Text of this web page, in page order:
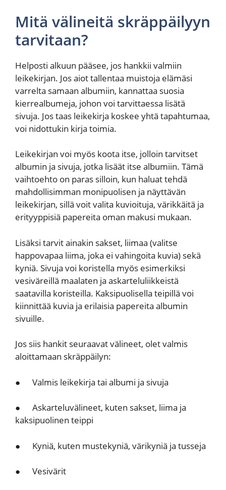
Mitä välineitä skräppäilyyn
tarvitaan?
Helposti alkuun pääsee, jos hankkii valmiin
leikekirjan. Jos aiot tallentaa muistoja elämäsi
varrelta samaan albumiin, kannattaa suosia
kierrealbumeja, johon voi tarvittaessa lisätä
sivuja. Jos taas leikekirja koskee yhtä tapahtumaa,
voi nidottukin kirja toimia.
Leikekirjan voi myös koota itse, jolloin tarvitset
albumin ja sivuja, jotka lisäät itse albumiin. Tämä
vaihtoehto on paras silloin, kun haluat tehdä
mahdollisimman monipuolisen ja näyttävän
leikekirjan, sillä voit valita kuvioituja, värikkäitä ja
erityyppisiä papereita oman makusi mukaan.
Lisäksi tarvit ainakin sakset, liimaa (valitse
happovapaa liima, joka ei vahingoita kuvia) sekä
kyniä. Sivuja voi koristella myös esimerkiksi
vesiväreillä maalaten ja askarteluliikkeistä
saatavilla koristeilla. Kaksipuolisella teipillä voi
kiinnittää kuvia ja erilaisia papereita albumin
sivuille.
Jos siis hankit seuraavat välineet, olet valmis
aloittamaan skräppäilyn:
● Valmis leikekirja tai albumi ja sivuja
● Askarteluvälineet, kuten sakset, liima ja
kaksipuolinen teippi
● Kyniä, kuten mustekyniä, värikyniä ja tusseja
● Vesivärit